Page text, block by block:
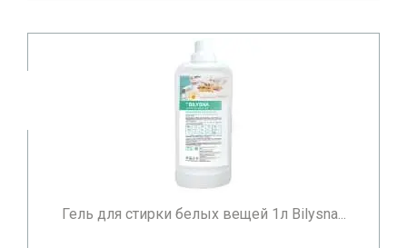
Гель для стирки белых вещей 1л Bilysna...